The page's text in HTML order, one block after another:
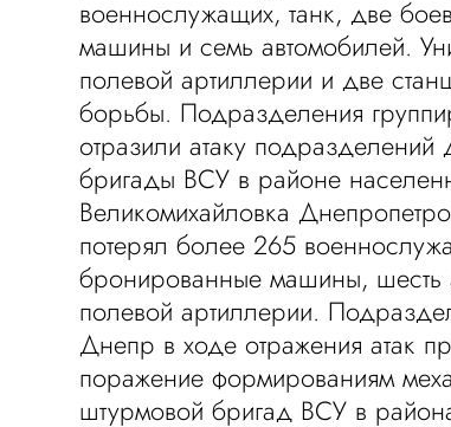
военнослужащих, танк, две
машины и семь автомобилей.
полевой артиллерии и две
борьбы. Подразделения
отразили атаку подразделений
бригады ВСУ в районе
Великомихайловка
потерял более 265
бронированные машины, шесть
полевой артиллерии.
Днепр в ходе отражения атак
поражение формированиям
штурмовой бригад ВСУ в